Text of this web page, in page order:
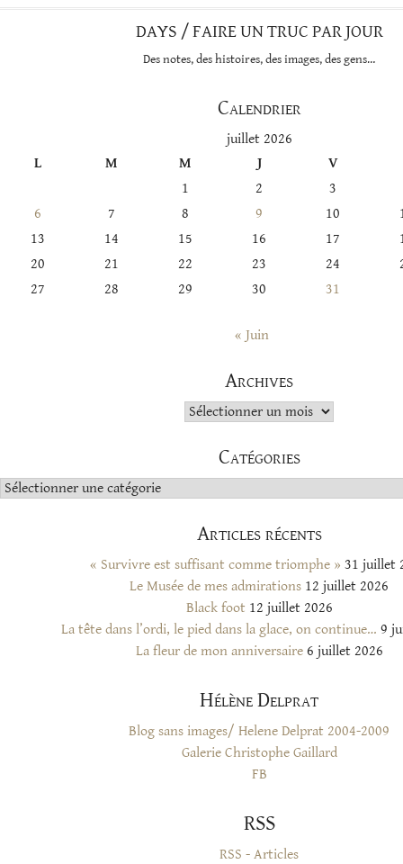
DAYS / FAIRE UN TRUC PAR JOUR
Des notes, des histoires, des images, des gens…
Calendrier
juillet 2026
L
M M J
V
1
2
3
6
7 8 9 10
13
14 15 16 17
20
21 22 23 24
27
28 29 30 31
« Juin
Archives
Archives
Catégories
Catégories
Articles récents
« Survivre est suffisant comme triomphe » 31 juillet
Le Musée de mes admirations 12 juillet 2026
Black foot 12 juillet 2026
La tête dans l’ordi, le pied dans la glace, on continue… 9
La fleur de mon anniversaire 6 juillet 2026
Hélène Delprat
Blog sans images/ Helene Delprat 2004-2009
Galerie Christophe Gaillard
FB
RSS
RSS - Articles